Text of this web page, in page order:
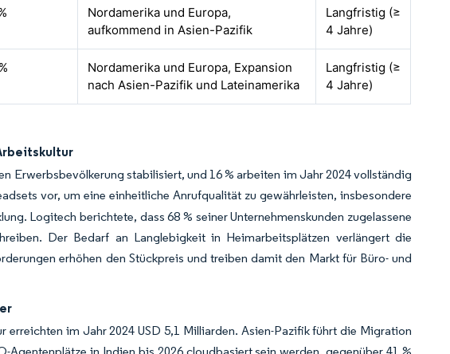
Nordamerika und Europa,
aufkommend in Asien-Pazifik
Langfristig (≥
4 Jahre)
Nordamerika und Europa, Expansion
nach Asien-Pazifik und Lateinamerika
Langfristig (≥
4 Jahre)
Erwerbsbevölkerung stabilisiert, und 16 % arbeiten im Jahr 2024 vollständig
vor, um eine einheitliche Anrufqualität zu gewährleisten, insbesondere
Logitech berichtete, dass 68 % seiner Unternehmenskunden zugelassene
Der Bedarf an Langlebigkeit in Heimarbeitsplätzen verlängert die
erhöhen den Stückpreis und treiben damit den Markt für Büro- und
im Jahr 2024 USD 5,1 Milliarden. Asien-Pazifik führt die Migration